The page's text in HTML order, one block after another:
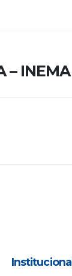
– INEMA
Institucional